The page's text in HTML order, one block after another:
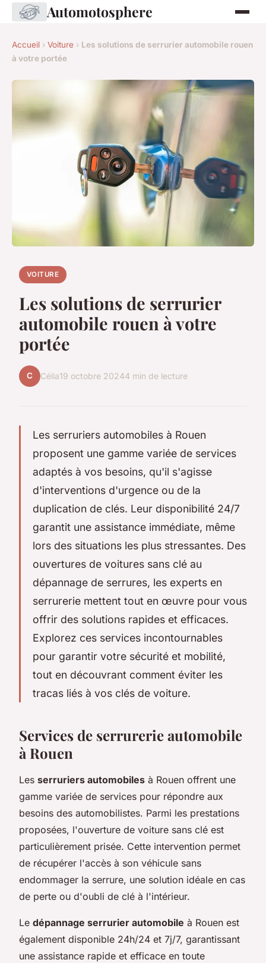
Automotosphere
Accueil › Voiture › Les solutions de serrurier automobile rouen
à votre portée
VOITURE
Les solutions de serrurier
automobile rouen à votre
portée
C Célia19 octobre 20244 min de lecture
Les serruriers automobiles à Rouen
proposent une gamme variée de services
adaptés à vos besoins, qu'il s'agisse
d'interventions d'urgence ou de la
duplication de clés. Leur disponibilité 24/7
garantit une assistance immédiate, même
lors des situations les plus stressantes. Des
ouvertures de voitures sans clé au
dépannage de serrures, les experts en
serrurerie mettent tout en œuvre pour vous
offrir des solutions rapides et efficaces.
Explorez ces services incontournables
pour garantir votre sécurité et mobilité,
tout en découvrant comment éviter les
tracas liés à vos clés de voiture.
Services de serrurerie automobile
à Rouen
Les serruriers automobiles à Rouen offrent une
gamme variée de services pour répondre aux
besoins des automobilistes. Parmi les prestations
proposées, l'ouverture de voiture sans clé est
particulièrement prisée. Cette intervention permet
de récupérer l'accès à son véhicule sans
endommager la serrure, une solution idéale en cas
de perte ou d'oubli de clé à l'intérieur.
Le dépannage serrurier automobile à Rouen est
également disponible 24h/24 et 7j/7, garantissant
une assistance rapide et efficace en toute